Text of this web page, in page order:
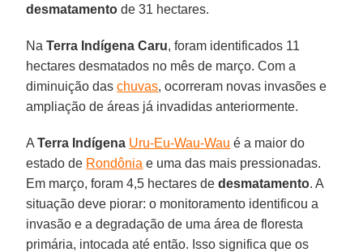
desmatamento de 31 hectares.
NaTerra Indígena Caru, foram identificados 11
hectares desmatados no mês de março. Com a
diminuição daschuvas, ocorreram novas invasões e
ampliação de áreas já invadidas anteriormente.
ATerra Indígena Uru-Eu-Wau-Wau é a maior do
estado de Rondônia e uma das mais pressionadas.
Em março, foram 4,5 hectares dedesmatamento. A
situação deve piorar: o monitoramento identificou a
invasão e a degradação de uma área de floresta
primária, intocada até então. Isso significa que os